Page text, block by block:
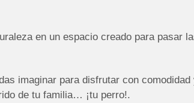
en un espacio creado para pasar
imaginar para disfrutar con
de tu familia… ¡tu perro!.